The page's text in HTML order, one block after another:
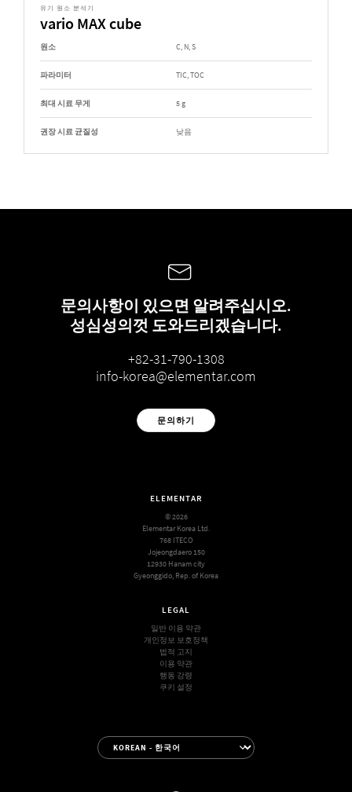
유기 원소 분석기
vario MAX cube
원소 C, N, S
파라미터 TIC, TOC
최대 시료 무게 5 g
권장 시료 균질성 낮음
문의사항이 있으면 알려주십시오.
성심성의껏 도와드리겠습니다.
+82-31-790-1308
info-korea@elementar.com
문의하기
ELEMENTAR
© 2026
Elementar Korea Ltd.
768 ITECO
Jojeongdaero 150
12930 Hanam city
Gyeonggido, Rep. of Korea
LEGAL
일반 이용 약관
개인정보 보호정책
법적 고지
이용 약관
행동 강령
쿠키 설정